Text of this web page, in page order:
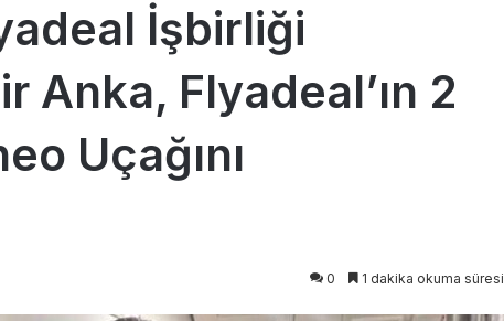
İşbirliği
Anka, Flyadeal’ın 2
Uçağını
0 1 dakika okuma süresi